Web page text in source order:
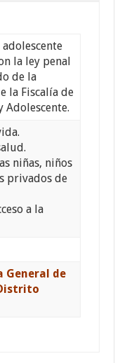
la ley penal
de la
la Fiscalía de
Adolescente.
niñas, niños
privados de
a la
General de